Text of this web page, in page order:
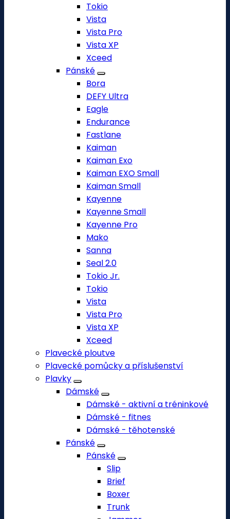
Tokio
Vista
Vista Pro
Vista XP
Xceed
Pánské
Bora
DEFY Ultra
Eagle
Endurance
Fastlane
Kaiman
Kaiman Exo
Kaiman EXO Small
Kaiman Small
Kayenne
Kayenne Small
Kayenne Pro
Mako
Sanna
Seal 2.0
Tokio Jr.
Tokio
Vista
Vista Pro
Vista XP
Xceed
Plavecké ploutve
Plavecké pomůcky a příslušenství
Plavky
Dámské
Dámské - aktivní a tréninkové
Dámské - fitnes
Dámské - těhotenské
Pánské
Pánské
Slip
Brief
Boxer
Trunk